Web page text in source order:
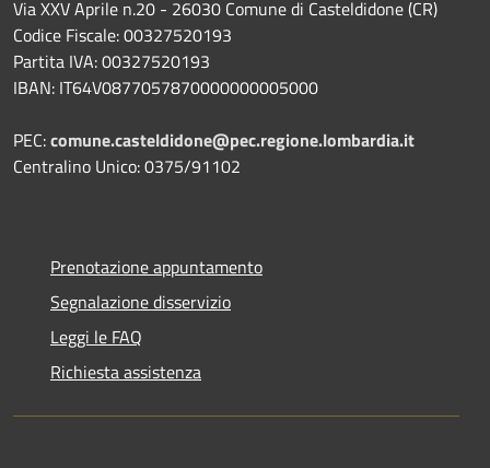
Via XXV Aprile n.20 - 26030 Comune di Casteldidone (CR)
Codice Fiscale: 00327520193
Partita IVA: 00327520193
IBAN: IT64V0877057870000000005000
PEC:comune.casteldidone@pec.regione.lombardia.it
Centralino Unico: 0375/91102
Prenotazione appuntamento
Segnalazione disservizio
Leggi le FAQ
Richiesta assistenza